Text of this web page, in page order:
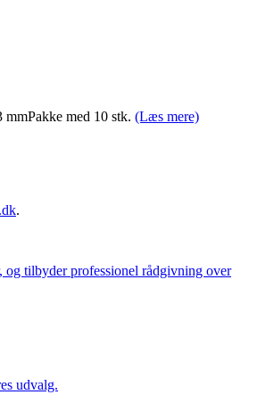
med 10 stk. (Læs mere)
.
og tilbyder professionel rådgivning over
udvalg.